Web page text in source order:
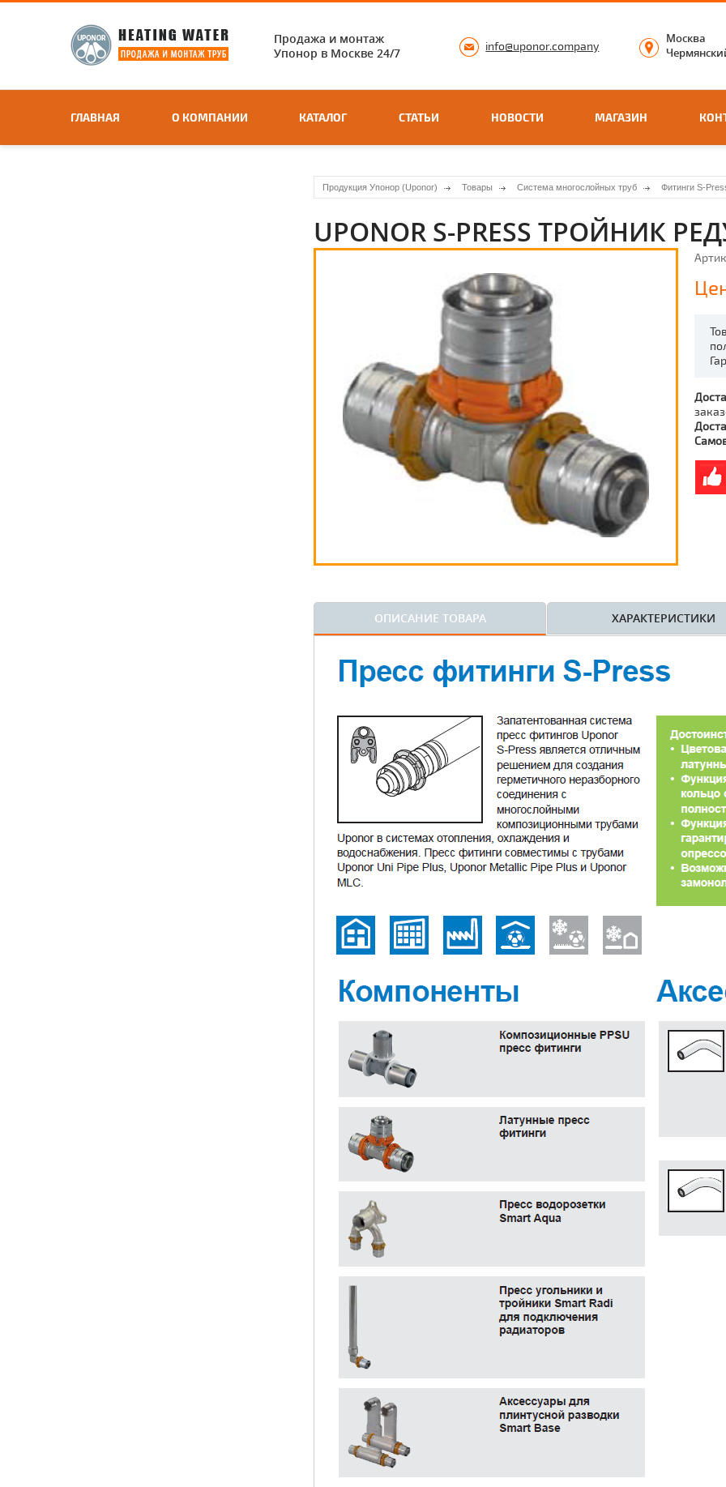
Продажа и монтаж
Упонор в Москве 24/7
info@uponor.company
Москва
ГЛАВНАЯ О КОМПАНИИ КАТАЛОГ СТАТЬИ НОВОСТИ МАГАЗИН
Продукция Упонор (Uponor) Товары Система многослойных труб Фитинги S-
UPONOR S-PRESS ТРОЙНИК
ОПИСАНИЕ ТОВАРА ХАРАКТЕРИСТИКИ